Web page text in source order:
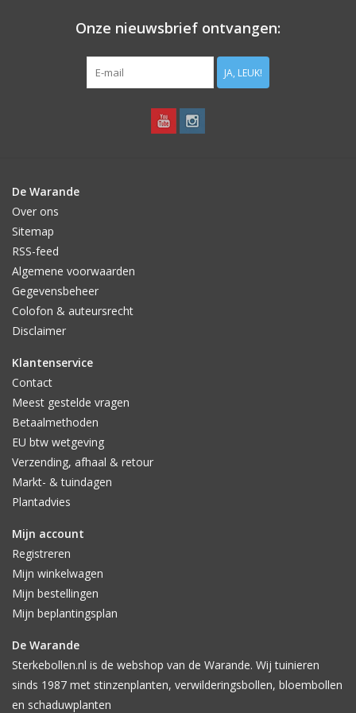
Onze nieuwsbrief ontvangen:
JA, LEUK!
De Warande
Over ons
Sitemap
RSS-feed
Algemene voorwaarden
Gegevensbeheer
Colofon & auteursrecht
Disclaimer
Klantenservice
Contact
Meest gestelde vragen
Betaalmethoden
EU btw wetgeving
Verzending, afhaal & retour
Markt- & tuindagen
Plantadvies
Mijn account
Registreren
Mijn winkelwagen
Mijn bestellingen
Mijn beplantingsplan
De Warande
Sterkebollen.nl is de webshop van de Warande. Wij tuinieren
sinds 1987 met stinzenplanten, verwilderingsbollen, bloembollen
en schaduwplanten